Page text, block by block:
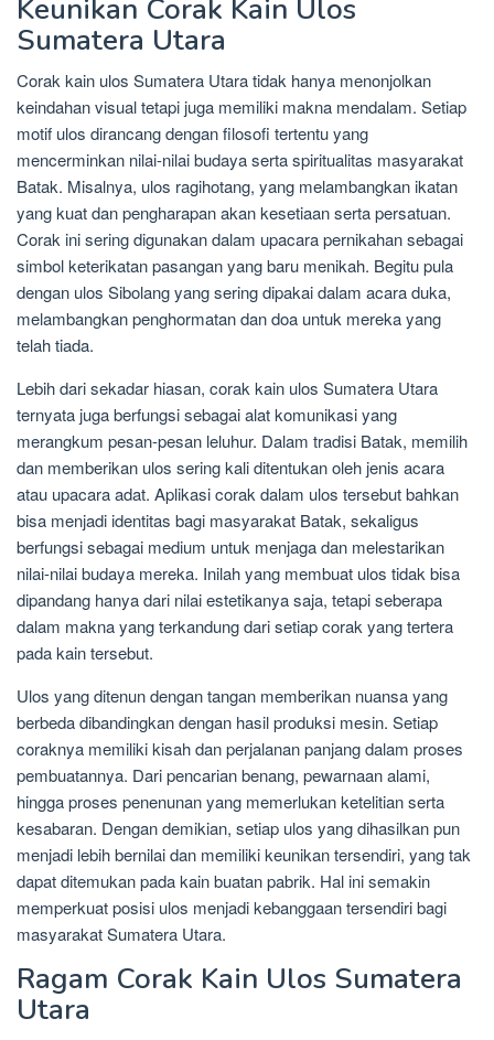
Keunikan Corak Kain Ulos
Sumatera Utara
Corak kain ulos Sumatera Utara tidak hanya menonjolkan
keindahan visual tetapi juga memiliki makna mendalam. Setiap
motif ulos dirancang dengan filosofi tertentu yang
mencerminkan nilai-nilai budaya serta spiritualitas masyarakat
Batak. Misalnya, ulos ragihotang, yang melambangkan ikatan
yang kuat dan pengharapan akan kesetiaan serta persatuan.
Corak ini sering digunakan dalam upacara pernikahan sebagai
simbol keterikatan pasangan yang baru menikah. Begitu pula
dengan ulos Sibolang yang sering dipakai dalam acara duka,
melambangkan penghormatan dan doa untuk mereka yang
telah tiada.
Lebih dari sekadar hiasan, corak kain ulos Sumatera Utara
ternyata juga berfungsi sebagai alat komunikasi yang
merangkum pesan-pesan leluhur. Dalam tradisi Batak, memilih
dan memberikan ulos sering kali ditentukan oleh jenis acara
atau upacara adat. Aplikasi corak dalam ulos tersebut bahkan
bisa menjadi identitas bagi masyarakat Batak, sekaligus
berfungsi sebagai medium untuk menjaga dan melestarikan
nilai-nilai budaya mereka. Inilah yang membuat ulos tidak bisa
dipandang hanya dari nilai estetikanya saja, tetapi seberapa
dalam makna yang terkandung dari setiap corak yang tertera
pada kain tersebut.
Ulos yang ditenun dengan tangan memberikan nuansa yang
berbeda dibandingkan dengan hasil produksi mesin. Setiap
coraknya memiliki kisah dan perjalanan panjang dalam proses
pembuatannya. Dari pencarian benang, pewarnaan alami,
hingga proses penenunan yang memerlukan ketelitian serta
kesabaran. Dengan demikian, setiap ulos yang dihasilkan pun
menjadi lebih bernilai dan memiliki keunikan tersendiri, yang tak
dapat ditemukan pada kain buatan pabrik. Hal ini semakin
memperkuat posisi ulos menjadi kebanggaan tersendiri bagi
masyarakat Sumatera Utara.
Ragam Corak Kain Ulos Sumatera
Utara